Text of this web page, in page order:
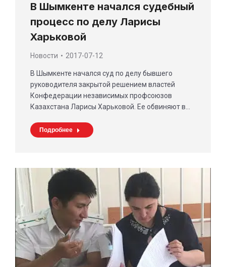
В Шымкенте начался судебный
процесс по делу Ларисы
Харьковой
Новости 2017-07-12
В Шымкенте начался суд по делу бывшего
руководителя закрытой решением властей
Конфедерации независимых профсоюзов
Казахстана Ларисы Харьковой. Ее обвиняют в…
Подробнее